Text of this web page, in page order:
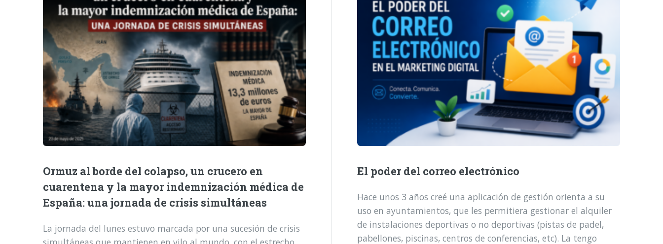
Ormuz al borde del colapso, un crucero en
cuarentena y la mayor indemnización médica de
España: una jornada de crisis simultáneas
La jornada del lunes estuvo marcada por una sucesión de crisis
El poder del correo electrónico
Hace unos 3 años creé una aplicación de gestión orienta a su
uso en ayuntamientos, que les permitiera gestionar el alquiler
de instalaciones deportivas o no deportivas (pistas de padel,
pabellones, piscinas, centros de conferencias, etc). La tengo